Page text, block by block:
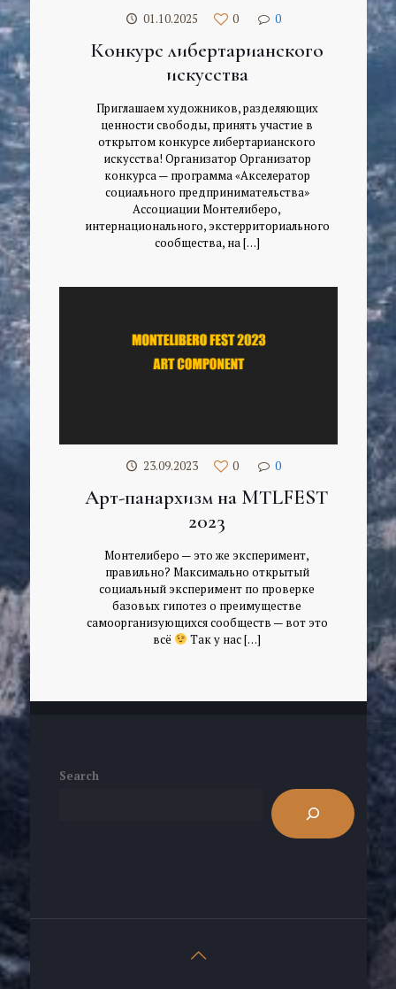
01.10.2025 0 0
Конкурс либертарианского
искусства
Приглашаем художников, разделяющих
ценности свободы, принять участие в
открытом конкурсе либертарианского
искусства! Организатор Организатор
конкурса — программа «Акселератор
социального предпринимательства»
Ассоциации Монтелиберо,
интернационального, экстерриториального
сообщества, на[…]
23.09.2023 0 0
Арт-панархизм на MTLFEST
2023
Монтелиберо — это же эксперимент,
правильно? Максимально открытый
социальный эксперимент по проверке
базовых гипотез о преимуществе
самоорганизующихся сообществ — вот это
всё
Так у нас[…]
Search